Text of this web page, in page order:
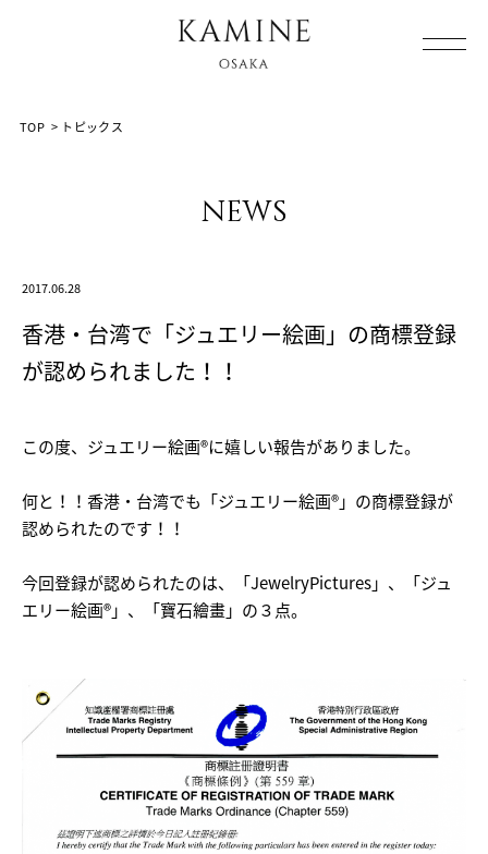
TOP > トピックス
news
2017.06.28
香港・台湾で「ジュエリー絵画」の商標登録
が認められました！！
この度、ジュエリー絵画®に嬉しい報告がありました。
何と！！香港・台湾でも「ジュエリー絵画®」の商標登録が
認められたのです！！
今回登録が認められたのは、「JewelryPictures」、「ジュ
エリー絵画®」、「寶石繪畫」の３点。